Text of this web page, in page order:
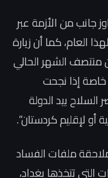
جانب من الأزمة عبر
العام، كما أن زيارة
منتصف الشهر الحالي
إذا نجحت
بيد الدولة
لإقليم كردستان”.
ملفات الفساد
التي تتخذها بغداد،